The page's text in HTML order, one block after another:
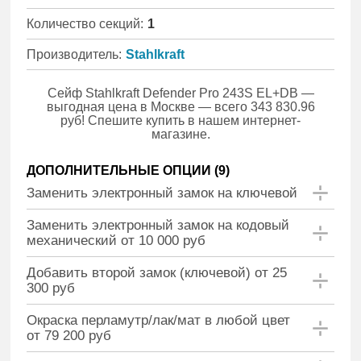
Количество секций: 1
Производитель: Stahlkraft
Сейф Stahlkraft Defender Pro 243S EL+DB —
выгодная цена в Москве — всего 343 830.96
руб! Спешите купить в нашем интернет-
магазине.
ДОПОЛНИТЕЛЬНЫЕ ОПЦИИ (9)
Заменить электронный замок на ключевой
Заменить электронный замок на кодовый
механический от 10 000 руб
Добавить второй замок (ключевой) от 25
300 руб
Окраска перламутр/лак/мат в любой цвет
от 79 200 руб